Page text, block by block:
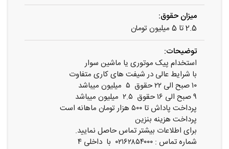
میزان حقوق:
2.5 تا 5 میلیون تومان
توضیحات:
استخدام پیک موتوری یا ماشین سوار
با شرایط عالی در شیفت های کاری متفاوت
۱۰ صبح الی ۲۲ حقوق ۵ میلیون میباشد
۹ صبح الی ۱۶ حقوق ۲.۵ میلیون میباشد
پرداخت پاداش تا ۵۰۰ هزار تومان ماهانه است
پرداخت هزینه بنزین
برای اطلاعات بیشتر تماس حاصل نمایید.
شماره تماس : ۰۲۱۶۲۸۵۴۰۰۰ با داخلی ۴